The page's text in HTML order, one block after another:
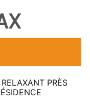
PRÈS